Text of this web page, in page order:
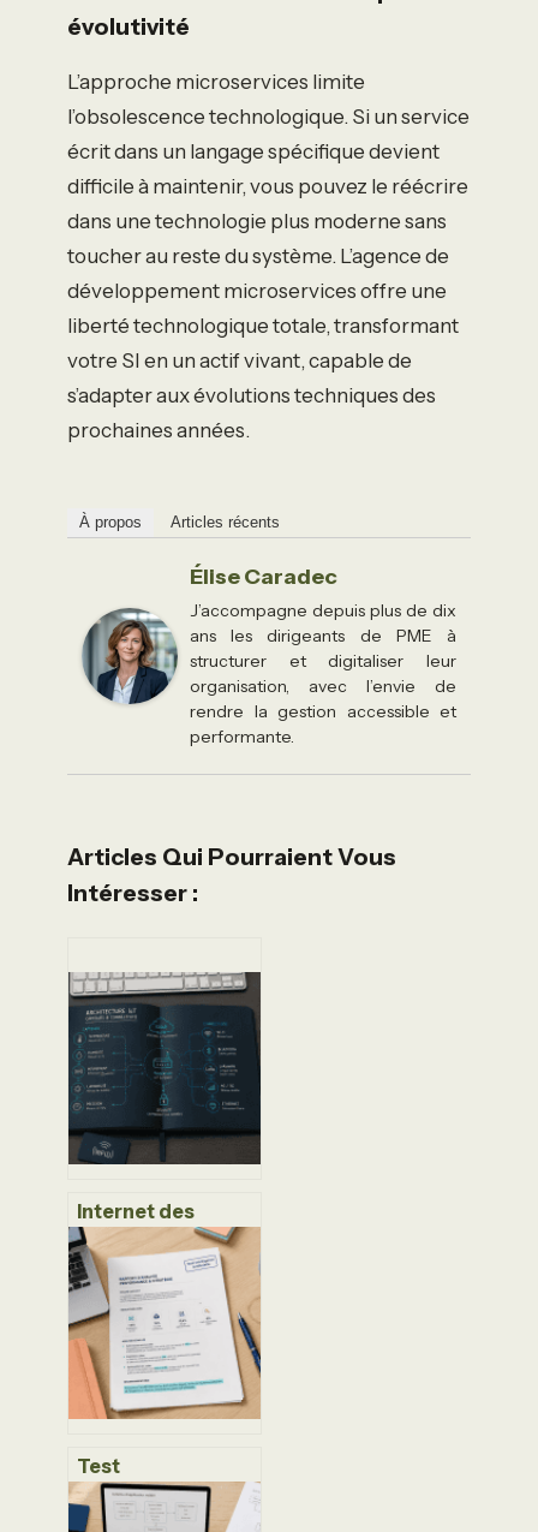
évolutivité
L’approche microservices limite
l’obsolescence technologique. Si un service
écrit dans un langage spécifique devient
difficile à maintenir, vous pouvez le réécrire
dans une technologie plus moderne sans
toucher au reste du système. L’agence de
développement microservices offre une
liberté technologique totale, transformant
votre SI en un actif vivant, capable de
s’adapter aux évolutions techniques des
prochaines années.
À propos Articles récents
Élise Caradec
J’accompagne depuis plus de dix
ans les dirigeants de PME à
structurer et digitaliser leur
organisation, avec l’envie de
rendre la gestion accessible et
performante.
Articles Qui Pourraient Vous
Intéresser :
Internet des
Objets : 22
milliards
d’appareils et les
4 secteurs qui
transforment le
marché
Test
d’intelligence
artificielle : 3